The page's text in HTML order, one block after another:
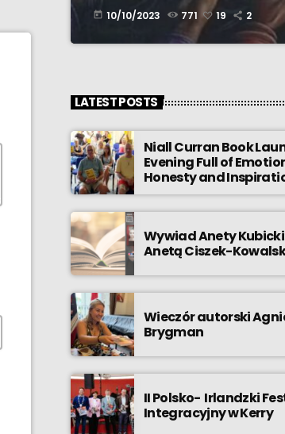
today 10/10/2023 771 19 2
LATEST POSTS
Niall Curran Book
Evening Full of
Honesty and
Wywiad Anety
Anetą Ciszek-
Wieczór autorski
Brygman
II Polsko- Irlandzki
Integracyjny w Kerry